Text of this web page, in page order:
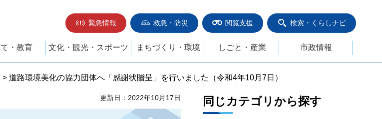
緊急情報
救急・防災 閲覧支援 検索・くらしナビ
・教育 文化・観光・スポーツ まちづくり・環境 しごと・産業 市政情報
> 道路環境美化の協力団体へ「感謝状贈呈」を行いました（令和4年10月7日）
更新日：2022年10月17日 同じカテゴリから探す